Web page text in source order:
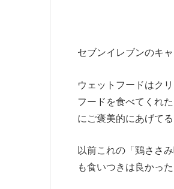
セブンイレブンのキ
ウェットフードはク
フードを食べてくれ
にご褒美的にあげて
以前これの「鶏ささ
も食いつきは良かっ